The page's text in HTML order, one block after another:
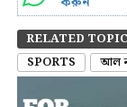
RELATED
SPORTS
আল